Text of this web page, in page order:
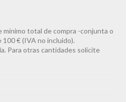
mínimo total de compra -conjunta o
€ (IVA no incluido).
Para otras cantidades solicite